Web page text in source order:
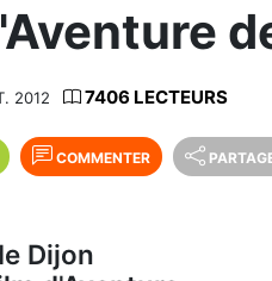
2012 7406 LECTEURS
COMMENTER
Dijon